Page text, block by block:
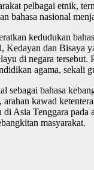
pelbagai etnik,
bahasa nasional
kedudukan
Kedayan dan Bisaya
di negara
agama, sekali
sebagai bahasa
kawad
Asia Tenggara
masyarakat.